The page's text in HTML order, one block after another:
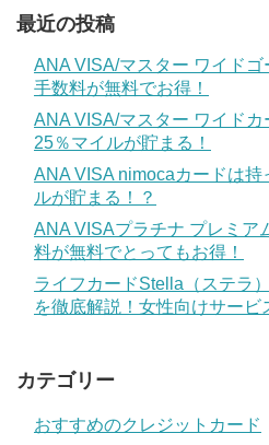
最近の投稿
ANA VISA/マスター ワイド
手数料が無料でお得！
ANA VISA/マスター ワイド
25％マイルが貯まる！
ANA VISA nimocaカードは持
ルが貯まる！？
ANA VISAプラチナ プレミア
料が無料でとってもお得！
ライフカードStella（ステラ
を徹底解説！女性向けサー
カテゴリー
おすすめのクレジットカード